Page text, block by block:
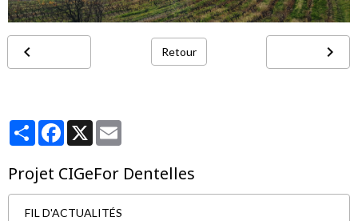
Retour
PartagerFacebook
X
Projet CIGeFor Dentelles
FIL D'ACTUALITÉS